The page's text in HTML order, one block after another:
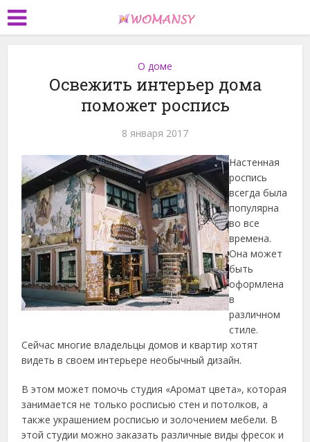
О доме
Освежить интерьер дома
поможет роспись
8 января 2017
Настенная
роспись
всегда была
популярна
во все
времена.
Она может
быть
оформлена
в
различном
стиле.
Сейчас многие владельцы домов и квартир хотят
видеть в своем интерьере необычный дизайн.
В этом может помочь студия «Аромат цвета», которая
занимается не только росписью стен и потолков, а
также украшением росписью и золочением мебели. В
этой студии можно заказать различные виды фресок и